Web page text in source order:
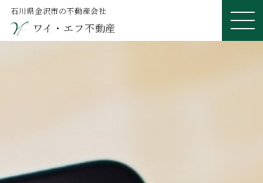
石川県金沢市の不動産会社
ワイ・エフ不動産
ME
NU